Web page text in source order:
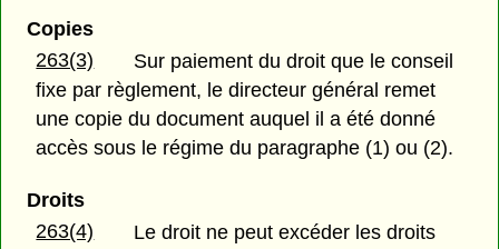
Copies
263(3)
Sur paiement du droit que le conseil
fixe par règlement, le directeur général remet
une copie du document auquel il a été donné
accès sous le régime du paragraphe (1) ou (2).
Droits
263(4)
Le droit ne peut excéder les droits